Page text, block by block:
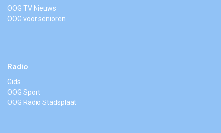
OOG TV Nieuws
OOG voor senioren
Radio
Gids
OOG Sport
OOG Radio Stadsplaat